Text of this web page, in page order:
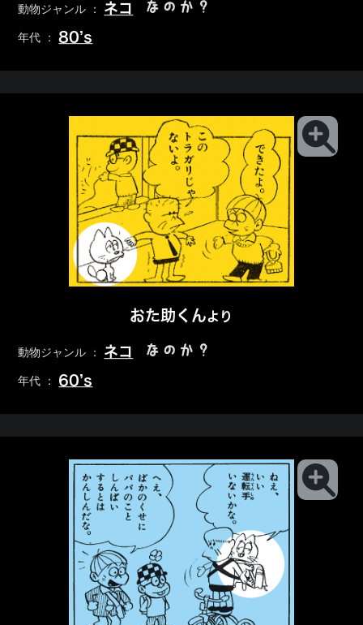
動物ジャンル ： ネコ なのか？
年代 ： 80’s
おた助くんより
動物ジャンル ： ネコ なのか？
年代 ： 60’s